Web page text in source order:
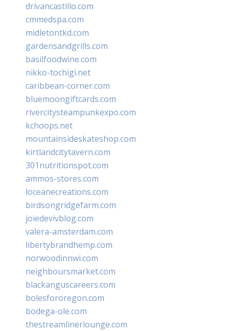
drivancastillo.com
cmmedspa.com
midletontkd.com
gardensandgrills.com
basilfoodwine.com
nikko-tochigi.net
caribbean-corner.com
bluemoongiftcards.com
rivercitysteampunkexpo.com
kchoops.net
mountainsideskateshop.com
kirtlandcitytavern.com
301nutritionspot.com
ammos-stores.com
loceanecreations.com
birdsongridgefarm.com
joiedevivblog.com
valera-amsterdam.com
libertybrandhemp.com
norwoodinnwi.com
neighboursmarket.com
blackanguscareers.com
bolesfororegon.com
bodega-ole.com
thestreamlinerlounge.com